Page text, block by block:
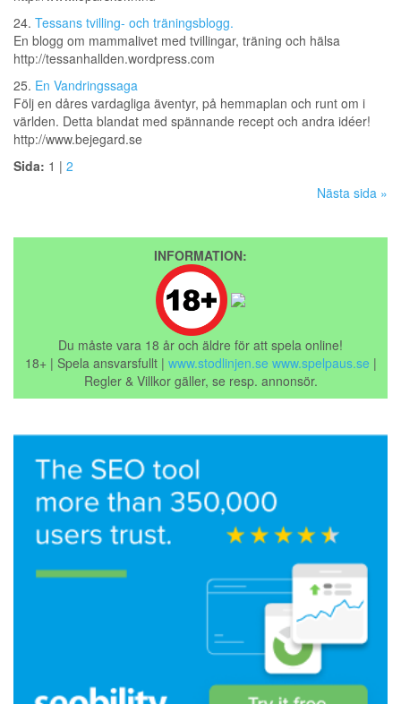
24. Tessans tvilling- och träningsblogg.
En blogg om mammalivet med tvillingar, träning och hälsa
http://tessanhallden.wordpress.com
25. En Vandringssaga
Följ en dåres vardagliga äventyr, på hemmaplan och runt om i
världen. Detta blandat med spännande recept och andra idéer!
http://www.bejegard.se
Sida: 1 | 2
Nästa sida »
INFORMATION:
Du måste vara 18 år och äldre för att spela online!
18+ | Spela ansvarsfullt | www.stodlinjen.se www.spelpaus.se |
Regler & Villkor gäller, se resp. annonsör.